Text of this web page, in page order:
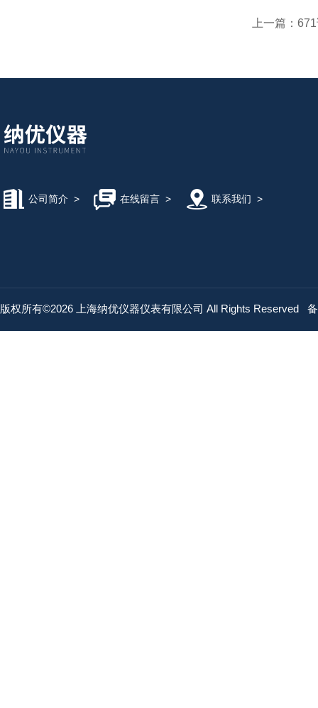
上一篇：
公司简介 > 在线留言> 联系我们 >
版权所有©2026 上海纳优仪器仪表有限公司 All Rights Reserved